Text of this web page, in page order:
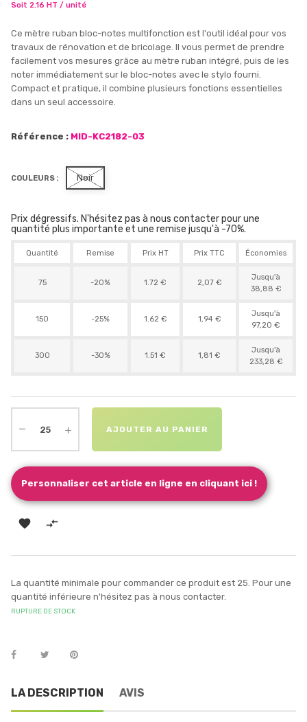
Soit 2.16 HT / unité
Ce mètre ruban bloc-notes multifonction est l'outil idéal pour vos
travaux de rénovation et de bricolage. Il vous permet de prendre
facilement vos mesures grâce au mètre ruban intégré, puis de les
noter immédiatement sur le bloc-notes avec le stylo fourni.
Compact et pratique, il combine plusieurs fonctions essentielles
dans un seul accessoire.
Référence : MID-KC2182-03
COULEURS : Noir
Prix dégressifs. N'hésitez pas à nous contacter pour une
quantité plus importante et une remise jusqu'à -70%.
Quantité Remise Prix HT Prix TTC Économies
75 -20% 1.72 € 2,07 €
Jusqu'à
38,88 €
150 -25% 1.62 € 1,94 €
Jusqu'à
97,20 €
300 -30% 1.51 € 1,81 €
Jusqu'à
233,28 €
AJOUTER AU PANIER
Personnaliser cet article en ligne en cliquant ici !
 
La quantité minimale pour commander ce produit est 25. Pour une
quantité inférieure n'hésitez pas à nous contacter.
RUPTURE DE STOCK
LA DESCRIPTION AVIS